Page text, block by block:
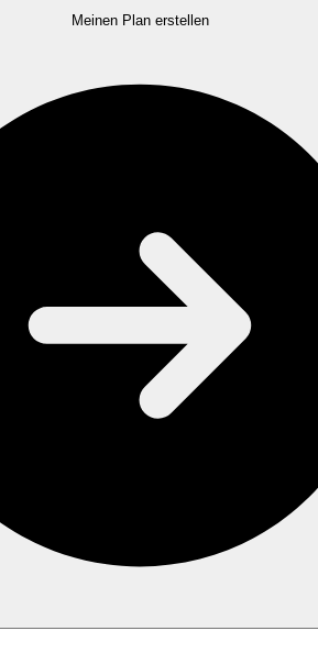
Meinen Plan erstellen